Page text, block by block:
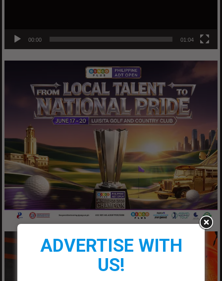
00:00 01:04
ADVERTISE WITH
US!